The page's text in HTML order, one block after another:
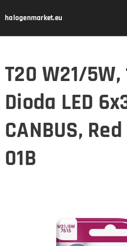
halogenmarket.eu
T20 W21/5W,
Dioda LED
CANBUS,
01B